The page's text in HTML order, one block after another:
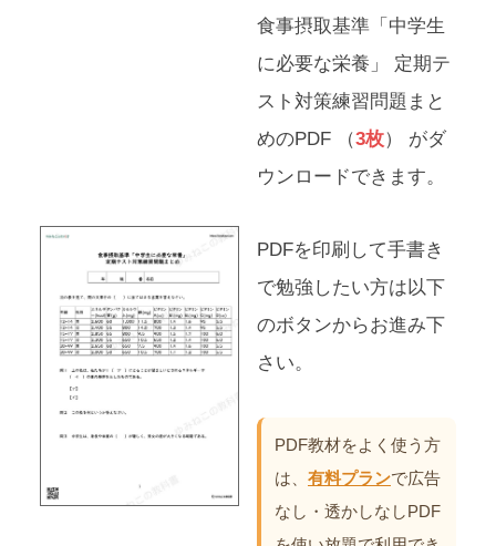
食事摂取基準「中学生
に必要な栄養」 定期テ
スト対策練習問題まと
めのPDF （3枚） がダ
ウンロードできます。
PDFを印刷して手書き
で勉強したい方は以下
のボタンからお進み下
さい。
PDF教材をよく使う方
は、 有料プランで広告
なし・透かしなしPDF